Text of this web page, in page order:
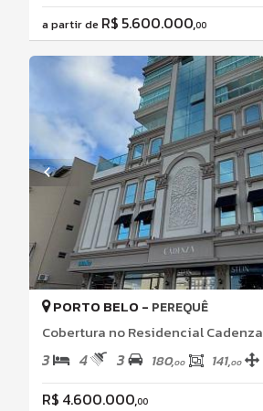
a partir de R$ 5.600.000,00
PORTO BELO - PEREQUÊ
Cobertura no Residencial Cadenza
3 4 3 180,00 141,00
R$ 4.600.000,00